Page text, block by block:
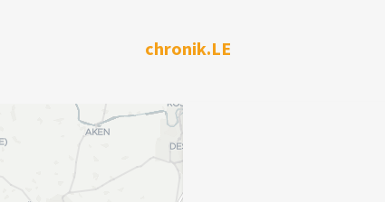
chronik.LE